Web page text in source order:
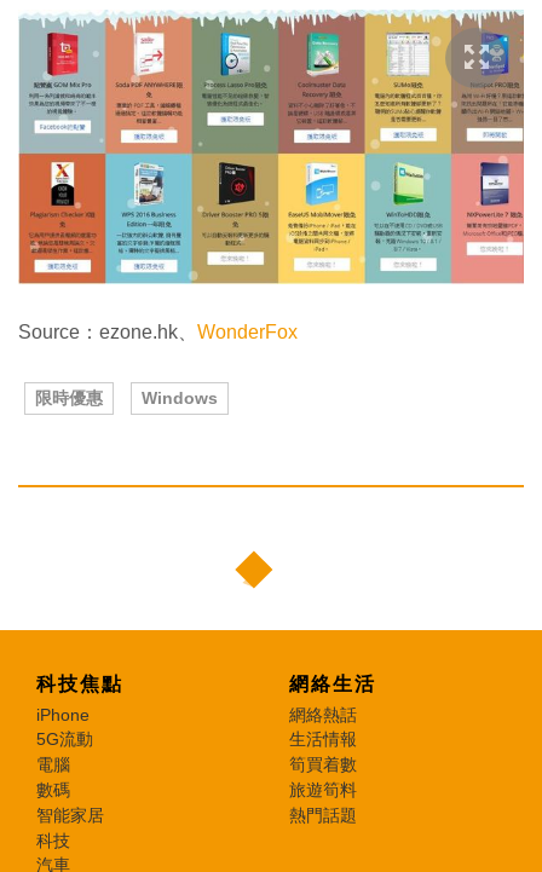
Source：ezone.hk、 WonderFox
限時優惠 Windows
科技焦點
iPhone
5G流動
電腦
數碼
智能家居
科技
汽車
網絡生活
網絡熱話
生活情報
筍買着數
旅遊筍料
熱門話題